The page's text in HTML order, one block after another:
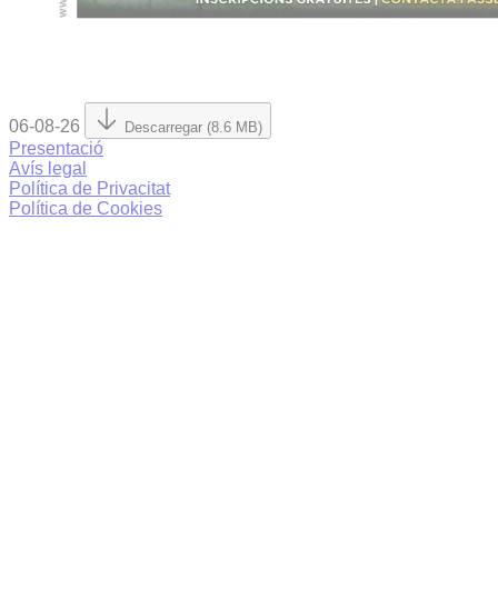
06-08-26 Descarregar (8.6 MB)
Presentació
Avís legal
Política de Privacitat
Política de Cookies